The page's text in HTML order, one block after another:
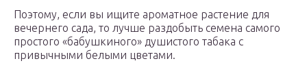
Поэтому, если вы ищите ароматное растение для
вечернего сада, то лучше раздобыть семена самого
простого «бабушкиного» душистого табака с
привычными белыми цветами.